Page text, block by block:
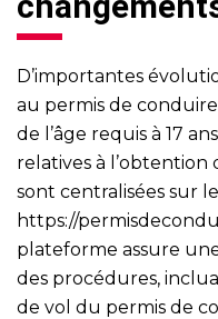
D’importantes
au permis de
de l’âge requis à 17
relatives à l’obtention
sont centralisées sur
https://
plateforme assure
des procédures,
de vol du permis de